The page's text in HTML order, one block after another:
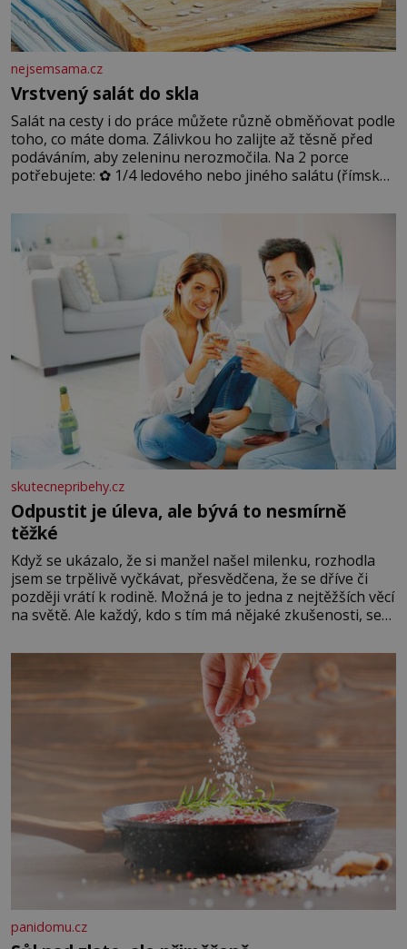
nejsemsama.cz
Vrstvený salát do skla
Salát na cesty i do práce můžete různě obměňovat podle
toho, co máte doma. Zálivkou ho zalijte až těsně před
podáváním, aby zeleninu nerozmočila. Na 2 porce
potřebujete: ✿ 1/4 ledového nebo jiného salátu (římský
okurky ✿ 2 rajčata Zálivka: ✿ 4 lžíce olivového oleje ✿ 1
lžíci citronové šťávy ✿ ½ stroužku
skutecnepribehy.cz
Odpustit je úleva, ale bývá to nesmírně
těžké
Když se ukázalo, že si manžel našel milenku, rozhodla
jsem se trpělivě vyčkávat, přesvědčena, že se dříve či
později vrátí k rodině. Možná je to jedna z nejtěžších věcí
na světě. Ale každý, kdo s tím má nějaké zkušenosti, se
Když se ke mně doneslo, že si manžel pořídil milenku,
panidomu.cz